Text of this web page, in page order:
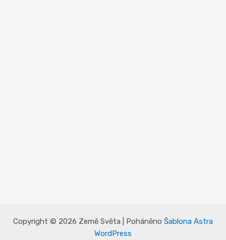
Copyright © 2026 Země Světa | Poháněno Šablona Astra
WordPress